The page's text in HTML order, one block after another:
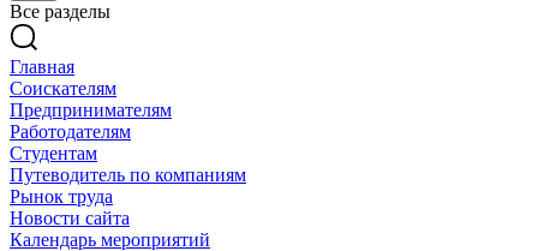
Все разделы
Главная
Соискателям
Предпринимателям
Работодателям
Студентам
Путеводитель по компаниям
Рынок труда
Новости сайта
Календарь мероприятий